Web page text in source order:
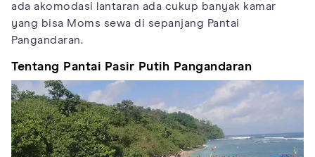
ada akomodasi lantaran ada cukup banyak kamar
yang bisa Moms sewa di sepanjang Pantai
Pangandaran.
Tentang Pantai Pasir Putih Pangandaran